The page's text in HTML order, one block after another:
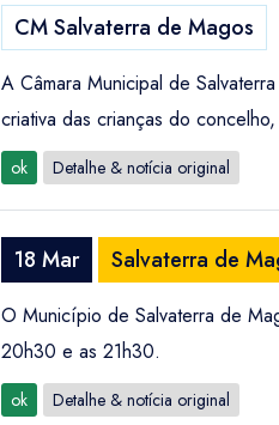
CM Salvaterra de Magos
A Câmara Municipal de
criativa das crianças do
ok Detalhe & notícia original
18 Mar Salvaterra de
O Município de Salvaterra de
20h30 e as 21h30.
ok Detalhe & notícia original